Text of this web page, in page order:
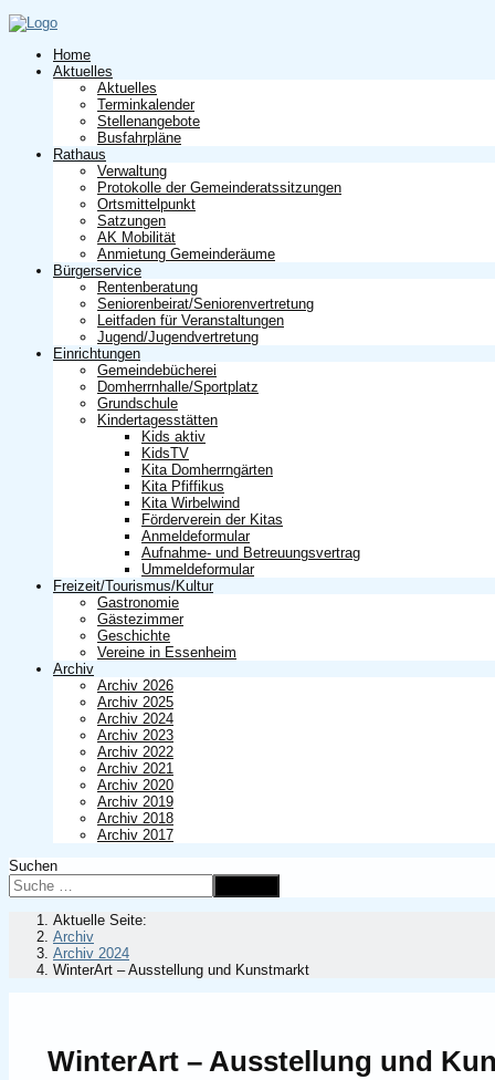
Home
Aktuelles
Aktuelles
Terminkalender
Stellenangebote
Busfahrpläne
Rathaus
Verwaltung
Protokolle der Gemeinderatssitzungen
Ortsmittelpunkt
Satzungen
AK Mobilität
Anmietung Gemeinderäume
Bürgerservice
Rentenberatung
Seniorenbeirat/Seniorenvertretung
Leitfaden für Veranstaltungen
Jugend/Jugendvertretung
Einrichtungen
Gemeindebücherei
Domherrnhalle/Sportplatz
Grundschule
Kindertagesstätten
Kids aktiv
KidsTV
Kita Domherrngärten
Kita Pfiffikus
Kita Wirbelwind
Förderverein der Kitas
Anmeldeformular
Aufnahme- und Betreuungsvertrag
Ummeldeformular
Freizeit/Tourismus/Kultur
Gastronomie
Gästezimmer
Geschichte
Vereine in Essenheim
Archiv
Archiv 2026
Archiv 2025
Archiv 2024
Archiv 2023
Archiv 2022
Archiv 2021
Archiv 2020
Archiv 2019
Archiv 2018
Archiv 2017
Suchen
Aktuelle Seite:
Archiv
Archiv 2024
WinterArt – Ausstellung und Kunstmarkt
WinterArt – Ausstellung und